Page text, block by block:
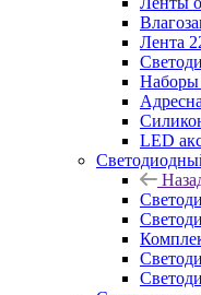
Лента
Наборы
LED